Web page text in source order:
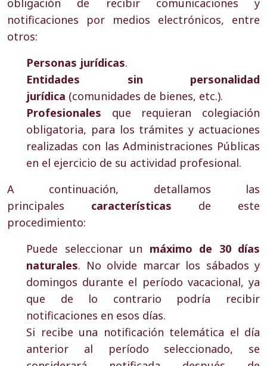
obligación de recibir comunicaciones y
notificaciones por medios electrónicos, entre
otros:
Personas jurídicas.
Entidades sin personalidad
jurídica (comunidades de bienes, etc.).
Profesionales que requieran colegiación
obligatoria, para los trámites y actuaciones
realizadas con las Administraciones Públicas
en el ejercicio de su actividad profesional.
A continuación, detallamos las
principales características de este
procedimiento:
Puede seleccionar un máximo de 30 días
naturales. No olvide marcar los sábados y
domingos durante el período vacacional, ya
que de lo contrario podría recibir
notificaciones en esos días.
Si recibe una notificación telemática el día
anterior al período seleccionado, se